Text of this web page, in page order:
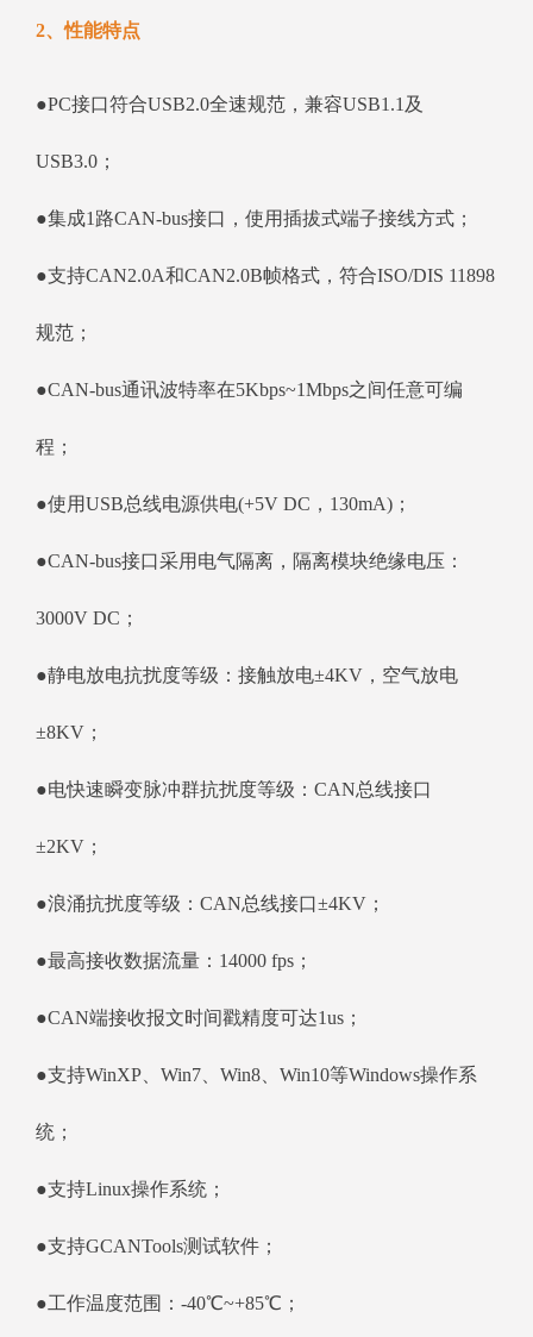
2、性能特点
●PC接口符合USB2.0全速规范，兼容USB1.1及
USB3.0；
●集成1路CAN-bus接口，使用插拔式端子接线方式；
●支持CAN2.0A和CAN2.0B帧格式，符合ISO/DIS 11898
规范；
●CAN-bus通讯波特率在5Kbps~1Mbps之间任意可编
程；
●使用USB总线电源供电(+5V DC，130mA)；
●CAN-bus接口采用电气隔离，隔离模块绝缘电压：
3000V DC；
●静电放电抗扰度等级：接触放电±4KV，空气放电
±8KV；
●电快速瞬变脉冲群抗扰度等级：CAN总线接口
±2KV；
●浪涌抗扰度等级：CAN总线接口±4KV；
●最高接收数据流量：14000 fps；
●CAN端接收报文时间戳精度可达1us；
●支持WinXP、Win7、Win8、Win10等Windows操作系
统；
●支持Linux操作系统；
●支持GCANTools测试软件；
●工作温度范围：-40℃~+85℃；